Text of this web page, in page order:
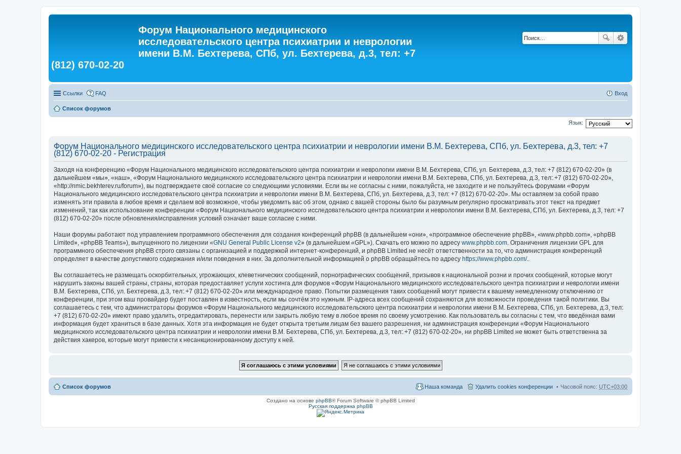
Форум Национального медицинского
исследовательского центра психиатрии и неврологии
имени В.М. Бехтерева, СПб, ул. Бехтерева, д.3, тел: +7
(812) 670-02-20
Ссылки FAQ Вход
Список форумов
Язык:
Форум Национального медицинского исследовательского центра психиатрии и неврологии имени В.М. Бехтерева, СПб, ул. Бехтерева, д.3, тел: +7
(812) 670-02-20 - Регистрация
Заходя на конференцию «Форум Национального медицинского исследовательского центра психиатрии и неврологии имени В.М. Бехтерева, СПб, ул. Бехтерева, д.3, тел: +7 (812) 670-02-20» (в
дальнейшем «мы», «наш», «Форум Национального медицинского исследовательского центра психиатрии и неврологии имени В.М. Бехтерева, СПб, ул. Бехтерева, д.3, тел: +7 (812) 670-02-20»,
«http://nmic.bekhterev.ru/forum»), вы подтверждаете своё согласие со следующими условиями. Если вы не согласны с ними, пожалуйста, не заходите и не пользуйтесь форумами «Форум
Национального медицинского исследовательского центра психиатрии и неврологии имени В.М. Бехтерева, СПб, ул. Бехтерева, д.3, тел: +7 (812) 670-02-20». Мы оставляем за собой право
изменять эти правила в любое время и сделаем всё возможное, чтобы уведомить вас об этом, однако с вашей стороны было бы разумным регулярно просматривать этот текст на предмет
изменений, так как использование конференции «Форум Национального медицинского исследовательского центра психиатрии и неврологии имени В.М. Бехтерева, СПб, ул. Бехтерева, д.3, тел: +7
(812) 670-02-20» после обновления/исправления условий означает ваше согласие с ними.
Наши форумы работают под управлением программного обеспечения для создания конференций phpBB (в дальнейшем «они», «программное обеспечение phpBB», «www.phpbb.com», «phpBB
Limited», «phpBB Teams»), выпущенного по лицензии «GNU General Public License v2» (в дальнейшем «GPL»). Скачать его можно по адресу www.phpbb.com. Ограничения лицензии GPL для
программного обеспечения phpBB строго связаны с организацией и поддержкой интернет-конференций, и phpBB Limited не несёт ответственности за то, что администрация конференций
определяет в качестве допустимого содержания и/или поведения в них. За дополнительной информацией о phpBB обращайтесь по адресу https://www.phpbb.com/.
Вы соглашаетесь не размещать оскорбительных, угрожающих, клеветнических сообщений, порнографических сообщений, призывов к национальной розни и прочих сообщений, которые могут
нарушить законы вашей страны, страны, которая предоставляет услуги хостинга для форумов «Форум Национального медицинского исследовательского центра психиатрии и неврологии имени
В.М. Бехтерева, СПб, ул. Бехтерева, д.3, тел: +7 (812) 670-02-20» или международное право. Попытки размещения таких сообщений могут привести к вашему немедленному отключению от
конференции, при этом ваш провайдер будет поставлен в известность, если мы сочтём это нужным. IP-адреса всех сообщений сохраняются для возможности проведения такой политики. Вы
соглашаетесь с тем, что администраторы форумов «Форум Национального медицинского исследовательского центра психиатрии и неврологии имени В.М. Бехтерева, СПб, ул. Бехтерева, д.3, тел:
+7 (812) 670-02-20» имеют право удалить, отредактировать, перенести или закрыть любую тему в любое время по своему усмотрению. Как пользователь вы согласны с тем, что введённая вами
информация будет храниться в базе данных. Хотя эта информация не будет открыта третьим лицам без вашего разрешения, ни администрация конференции «Форум Национального
медицинского исследовательского центра психиатрии и неврологии имени В.М. Бехтерева, СПб, ул. Бехтерева, д.3, тел: +7 (812) 670-02-20», ни phpBB Limited не может быть ответственна за
действия хакеров, которые могут привести к несанкционированному доступу к ней.
Список форумов Часовой пояс: UTC+03:00
Удалить cookies конференции
Наша команда
Создано на основе phpBB® Forum Software © phpBB Limited
Русская поддержка phpBB